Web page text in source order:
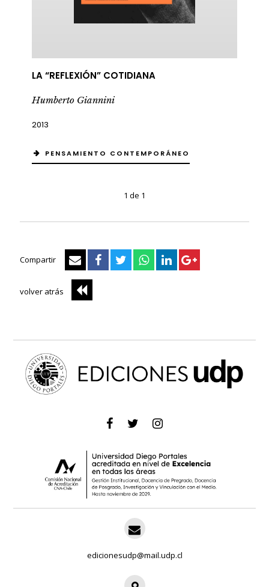
LA “REFLEXIÓN” COTIDIANA
Humberto Giannini
2013
PENSAMIENTO CONTEMPORÁNEO
1 de 1
Compartir
volver atrás
edicionesudp@mail.udp.cl